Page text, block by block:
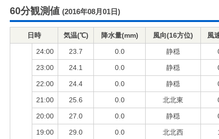
60分観測値 (2016年08月01日)
日時 気温(℃) 降水量(mm) 風向(16方位) 風
24:00 23.7 0.0 静穏
23:00 24.1 0.0 静穏
22:00 24.4 0.0 静穏
21:00 25.6 0.0 北北東
20:00 27.0 0.0 静穏
19:00 29.0 0.0 北北西